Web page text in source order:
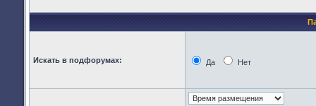
Искать в подфорумах: Да Нет